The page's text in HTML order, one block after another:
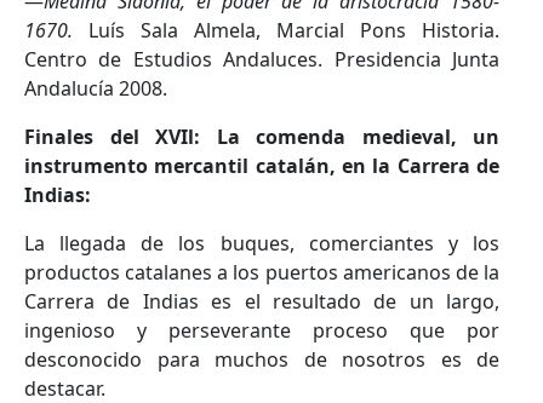
1670. Luís Sala Almela, Marcial Pons Historia.
Centro de Estudios Andaluces. Presidencia Junta
Andalucía 2008.
Finales del XVIl: La comenda medieval, un
instrumento mercantil catalán, en la Carrera de
Indias:
La llegada de los buques, comerciantes y los
productos catalanes a los puertos americanos de la
Carrera de Indias es el resultado de un largo,
ingenioso y perseverante proceso que por
desconocido para muchos de nosotros es de
destacar.